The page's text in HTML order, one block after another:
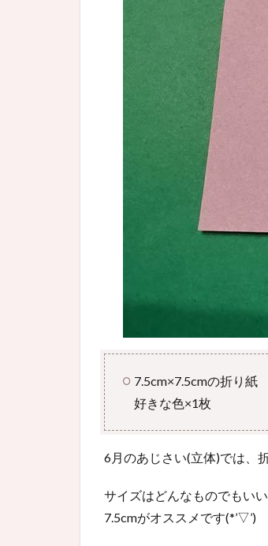
7.5cm×7.5cmの折り紙
好きな色×1枚
6月のあじさい(立体)では、
サイズはどんなものでもい
7.5cmがオススメです(*’▽’)